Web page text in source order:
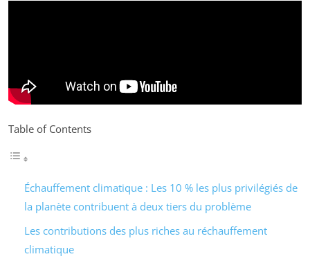
Table of Contents
Échauffement climatique : Les 10 % les plus privilégiés de
la planète contribuent à deux tiers du problème
Les contributions des plus riches au réchauffement
climatique